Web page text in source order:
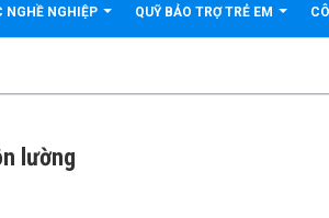
NGHỀ NGHIỆP QUỸ BẢO TRỢ TRẺ EM
lường